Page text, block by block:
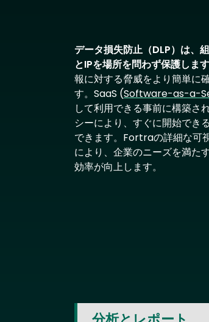
データ損失防止（DLP）は、
とIPを場所を問わず保護します
報に対する脅威をより簡単に
す。SaaS (Software-as-a-
して利用できる事前に構築さ
シーにより、すぐに開始でき
できます。Fortraの詳細な可
により、企業のニーズを満た
効率が向上します。